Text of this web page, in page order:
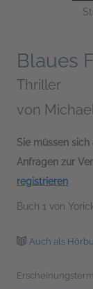
Blaues
Thriller
von
Sie müssen
Anfragen zur
registrieren
Buch 1 von
Auch als